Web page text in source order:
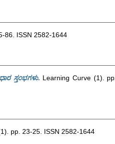
86. ISSN 2582-1644
ಸ್ತ೦ಭಗಳು. Learning Curve (1). pp.
pp. 23-25. ISSN 2582-1644